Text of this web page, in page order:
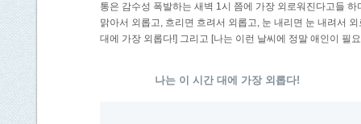
통은 감수성 폭발하는 새벽 1시 쯤에 가장 외로워진다고들
맑아서 외롭고, 흐리면 흐려서 외롭고, 눈 내리면 눈 내려서
대에 가장 외롭다!] 그리고 [나는 이런 날씨에 정말 애인이 필
나는 이 시간 대에 가장 외롭다!